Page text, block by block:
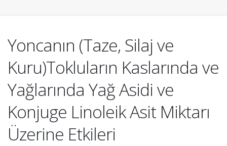
Yoncanın (Taze, Silaj ve
Kuru)Tokluların Kaslarında ve
Yağlarında Yağ Asidi ve
Konjuge Linoleik Asit Miktarı
Üzerine Etkileri